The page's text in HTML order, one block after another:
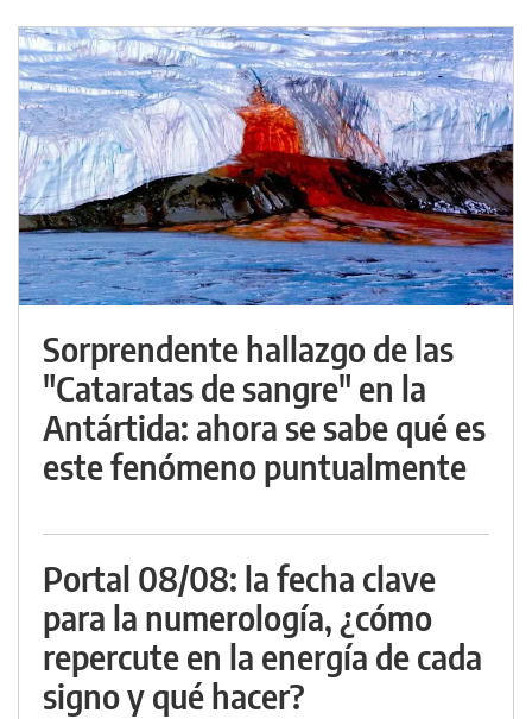
Sorprendente hallazgo de las
"Cataratas de sangre" en la
Antártida: ahora se sabe qué es
este fenómeno puntualmente
Portal 08/08: la fecha clave
para la numerología, ¿cómo
repercute en la energía de cada
signo y qué hacer?